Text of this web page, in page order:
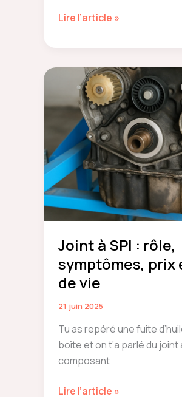
Ma
blanc
sent
mauvais
faut-
il
s’inquiéter
?
Lire l’article »
Joint à SPI : rôle,
symptômes, prix
de vie
21 juin 2025
Tu as repéré une fuite
boîte et on t’a parlé du joint
composant
Joint
Lire l’article »